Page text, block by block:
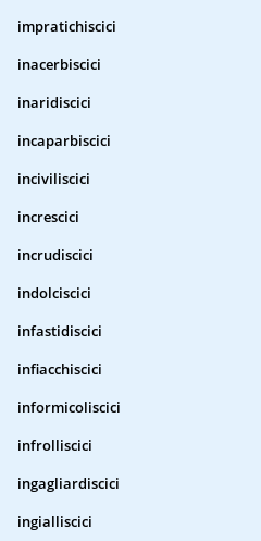
impratichiscici
inacerbiscici
inaridiscici
incaparbiscici
inciviliscici
increscici
incrudiscici
indolciscici
infastidiscici
infiacchiscici
informicoliscici
infrolliscici
ingagliardiscici
ingialliscici